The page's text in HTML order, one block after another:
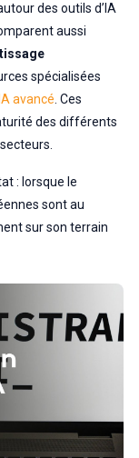
des outils d’IA
aussi
spécialisées
avancé . Ces
des différents
: lorsque le
sont au
sur son terrain